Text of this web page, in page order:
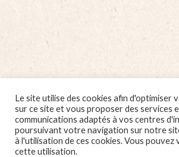
Le site utilise des cookies afin d'optimiser
sur ce site et vous proposer des services
communications adaptés à vos centres
poursuivant votre navigation sur notre
à l'utilisation de ces cookies. Vous pouvez
cette utilisation.